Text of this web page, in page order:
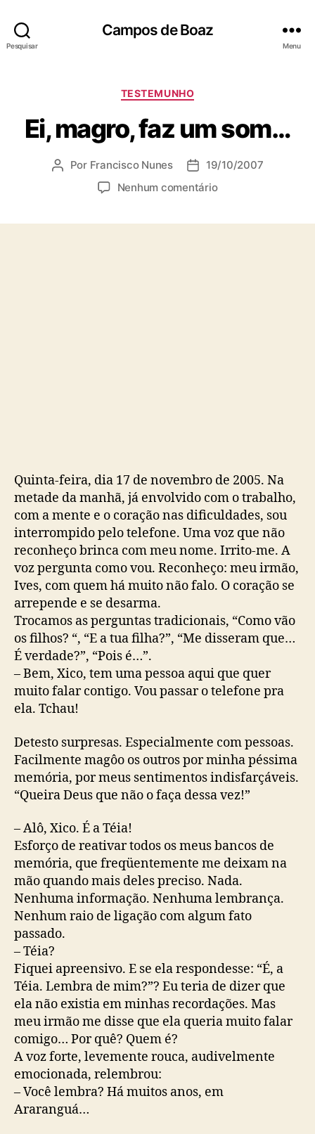
Pesquisar
Campos de Boaz
Menu
C
t
e
o
r
TESTEMUNHO
Ei, magro, faz um som…
A
r
Por Francisco Nunes
D
d
19/10/2007
Nenhum comentárioe
…
Quinta-feira, dia 17 de novembro de 2005. Na
metade da manhã, já envolvido com o trabalho,
com a mente e o coração nas dificuldades, sou
interrompido pelo telefone. Uma voz que não
reconheço brinca com meu nome. Irrito-me. A
voz pergunta como vou. Reconheço: meu irmão,
Ives, com quem há muito não falo. O coração se
arrepende e se desarma.
Trocamos as perguntas tradicionais, “Como vão
os filhos? “, “E a tua filha?”, “Me disseram que…
É verdade?”, “Pois é…”.
– Bem, Xico, tem uma pessoa aqui que quer
muito falar contigo. Vou passar o telefone pra
ela. Tchau!
Detesto surpresas. Especialmente com pessoas.
Facilmente magôo os outros por minha péssima
memória, por meus sentimentos indisfarçáveis.
“Queira Deus que não o faça dessa vez!”
– Alô, Xico. É a Téia!
Esforço de reativar todos os meus bancos de
memória, que freqüentemente me deixam na
mão quando mais deles preciso. Nada.
Nenhuma informação. Nenhuma lembrança.
Nenhum raio de ligação com algum fato
passado.
– Téia?
Fiquei apreensivo. E se ela respondesse: “É, a
Téia. Lembra de mim?”? Eu teria de dizer que
ela não existia em minhas recordações. Mas
meu irmão me disse que ela queria muito falar
comigo… Por quê? Quem é?
A voz forte, levemente rouca, audivelmente
emocionada, relembrou:
– Você lembra? Há muitos anos, em
Araranguá…